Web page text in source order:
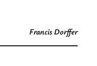
Francis Dorffer